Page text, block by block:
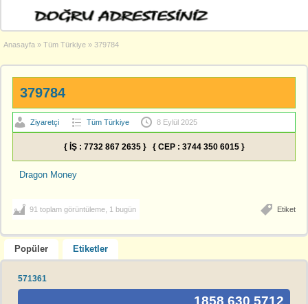
Anasayfa » Tüm Türkiye » 379784
379784
Ziyaretçi Tüm Türkiye 8 Eylül 2025
{ İŞ : 7732 867 2635 } { CEP : 3744 350 6015 }
Dragon Money
Etiket
91 toplam görüntüleme, 1 bugün
Popüler Etiketler
571361
1858 630 5712